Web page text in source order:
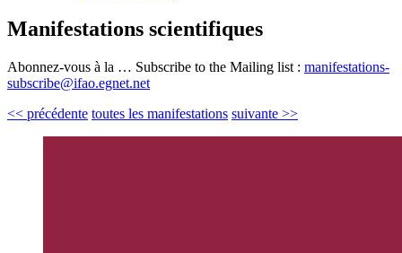
Manifestations scientifiques
Abonnez-vous à la … Subscribe to the Mailing list : manifestations-
subscribe@ifao.egnet.net
<< précédente toutes les manifestations suivante >>